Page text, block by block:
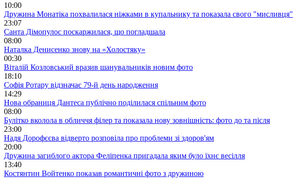
10:00
Дружина Монатіка похвалилася ніжками в купальнику та показала свого "мисливця"
23:07
Санта Дімопулос поскаржилася, що погладшала
08:00
Наталка Денисенко знову на «Холостяку»
00:30
Віталій Козловський вразив шанувальників новим фото
18:10
Софія Ротару відзначає 79-й день народження
14:29
Нова обраниця Дантеса публічно поділилася спільним фото
08:00
Булітко вколола в обличчя філер та показала нову зовнішність: фото до та після
23:00
Надя Дорофєєва відверто розповіла про проблеми зі здоров'ям
20:00
Дружина загиблого актора Феліпенка пригадала яким було їхнє весілля
13:40
Костянтин Войтенко показав романтичні фото з дружиною